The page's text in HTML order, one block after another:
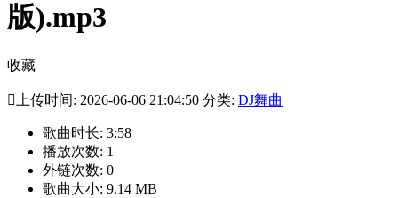
版).mp3
收藏
 上传时间: 2026-06-06 21:04:50 分类: DJ舞曲
歌曲时长: 3:58
播放次数: 1
外链次数: 0
歌曲大小: 9.14 MB